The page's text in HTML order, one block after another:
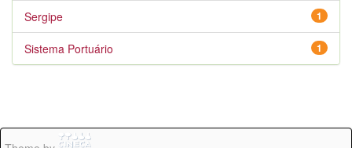
1
Sergipe
1
Sistema Portuário